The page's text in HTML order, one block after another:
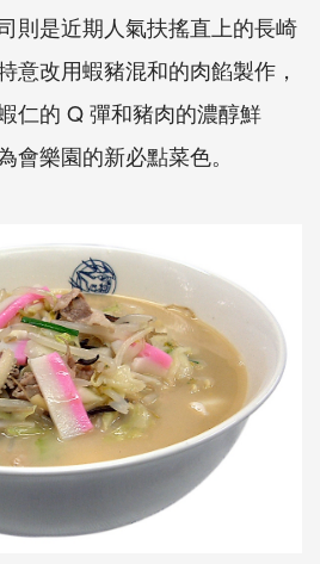
則是近期人氣扶搖直上的長崎
意改用蝦豬混和的肉餡製作，
仁的 Q 彈和豬肉的濃醇鮮
會樂園的新必點菜色。